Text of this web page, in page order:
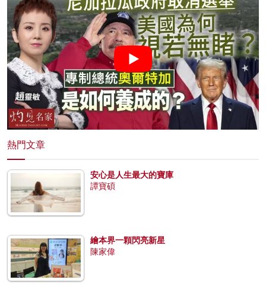
熱門文章
安心是人生最大的寶庫
譚寶碩
繪本界一顆閃亮新星
陳家偉